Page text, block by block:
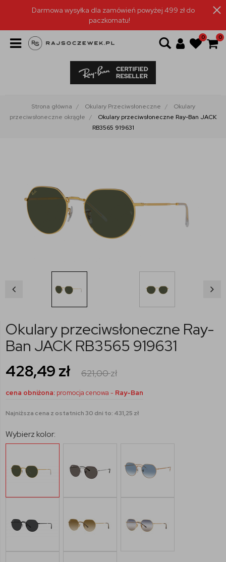
Darmowa wysyłka dla zamówień powyżej 499 zł do
paczkomatu!
0 0
Strona główna Okulary Przeciwsłoneczne
Okulary
przeciwsłoneczne okrągłe
Okulary przeciwsłoneczne Ray-Ban JACK
RB3565 919631
Okulary przeciwsłoneczne Ray-
Ban JACK RB3565 919631
428,49 zł 621,00zł
cena obniżona: promocja cenowa - Ray-Ban
Najniższa cena z ostatnich 30 dni to: 431,25 zł
Wybierz kolor: